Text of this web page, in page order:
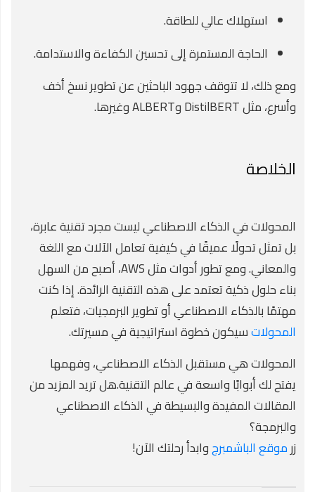
استهلاك عالي للطاقة.
الحاجة المستمرة إلى تحسين الكفاءة والاستدامة.
ومع ذلك، لا تتوقف جهود الباحثين عن تطوير نسخ أخف
وأسرع، مثل DistilBERT وALBERT وغيرها.
الخلاصة
المحولات في الذكاء الاصطناعي ليست مجرد تقنية عابرة،
بل تمثل تحولًا عميقًا في كيفية تعامل الآلات مع اللغة
والمعاني. ومع تطور أدوات مثل AWS، أصبح من السهل
بناء حلول ذكية تعتمد على هذه التقنية الرائدة. إذا كنت
مهتمًا بالذكاء الاصطناعي أو تطوير البرمجيات، فتعلم
المحولاتسيكون خطوة استراتيجية في مسيرتك.
المحولات هي مستقبل الذكاء الاصطناعي، وفهمها
يفتح لك أبوابًا واسعة في عالم التقنية.هل تريد المزيد من
المقالات المفيدة والبسيطة في الذكاء الاصطناعي
والبرمجة؟
زرموقع الباشمبرجوابدأ رحلتك الآن!